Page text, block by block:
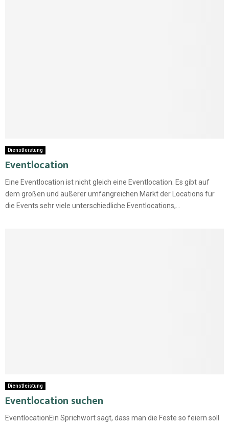
Dienstleistung
Eventlocation
Eine Eventlocation ist nicht gleich eine Eventlocation. Es gibt auf
dem großen und äußerer umfangreichen Markt der Locations für
die Events sehr viele unterschiedliche Eventlocations,...
Dienstleistung
Eventlocation suchen
EventlocationEin Sprichwort sagt, dass man die Feste so feiern soll